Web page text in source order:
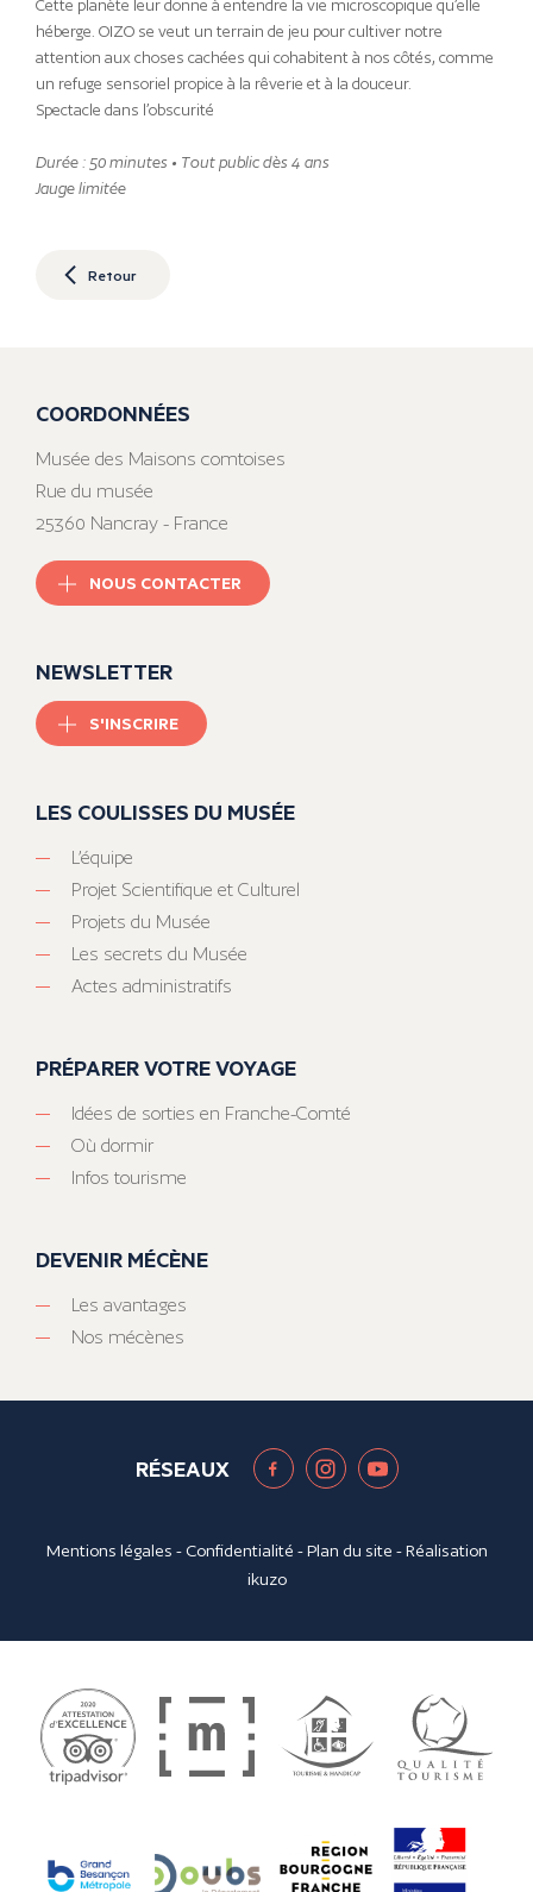
Cette planète leur donne à entendre la vie microscopique qu’elle
héberge. OIZO se veut un terrain de jeu pour cultiver notre
attention aux choses cachées qui cohabitent à nos côtés, comme
un refuge sensoriel propice à la rêverie et à la douceur.
Spectacle dans l’obscurité
Durée : 50 minutes • Tout public dès 4 ans
Jauge limitée
Retour
COORDONNÉES
Musée des Maisons comtoises
Rue du musée
25360 Nancray - France
NOUS CONTACTER
NEWSLETTER
S'INSCRIRE
LES COULISSES DU MUSÉE
L’équipe
Projet Scientifique et Culturel
Projets du Musée
Les secrets du Musée
Actes administratifs
PRÉPARER VOTRE VOYAGE
Idées de sorties en Franche-Comté
Où dormir
Infos tourisme
DEVENIR MÉCÈNE
Les avantages
Nos mécènes
RÉSEAUX
Mentions légales - Confidentialité -Plan du site - Réalisation
ikuzo